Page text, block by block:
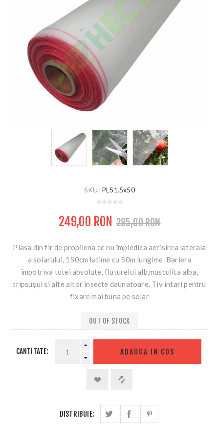
SKU: PLS1.5x50
249,00 RON 295,00 RON
Plasa din fir de propilena ce nu împiedica aerisirea laterala
a solarului, 150cm latime cu 50m lungime. Bariera
împotriva tutei absolute, fluturelui alb,musculita alba,
tripsușui si alte altor insecte daunatoare. Tiv intari pentru
fixare mai buna pe solar
OUT OF STOCK
CANTITATE: ADAUGA IN COS
DISTRIBUIE: